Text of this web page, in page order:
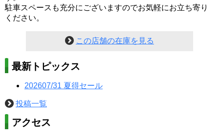
駐車スペースも充分にございますのでお気軽にお立ち寄り
ください。
この店舗の在庫を見る
最新トピックス
202607/31 夏得セール
投稿一覧
アクセス